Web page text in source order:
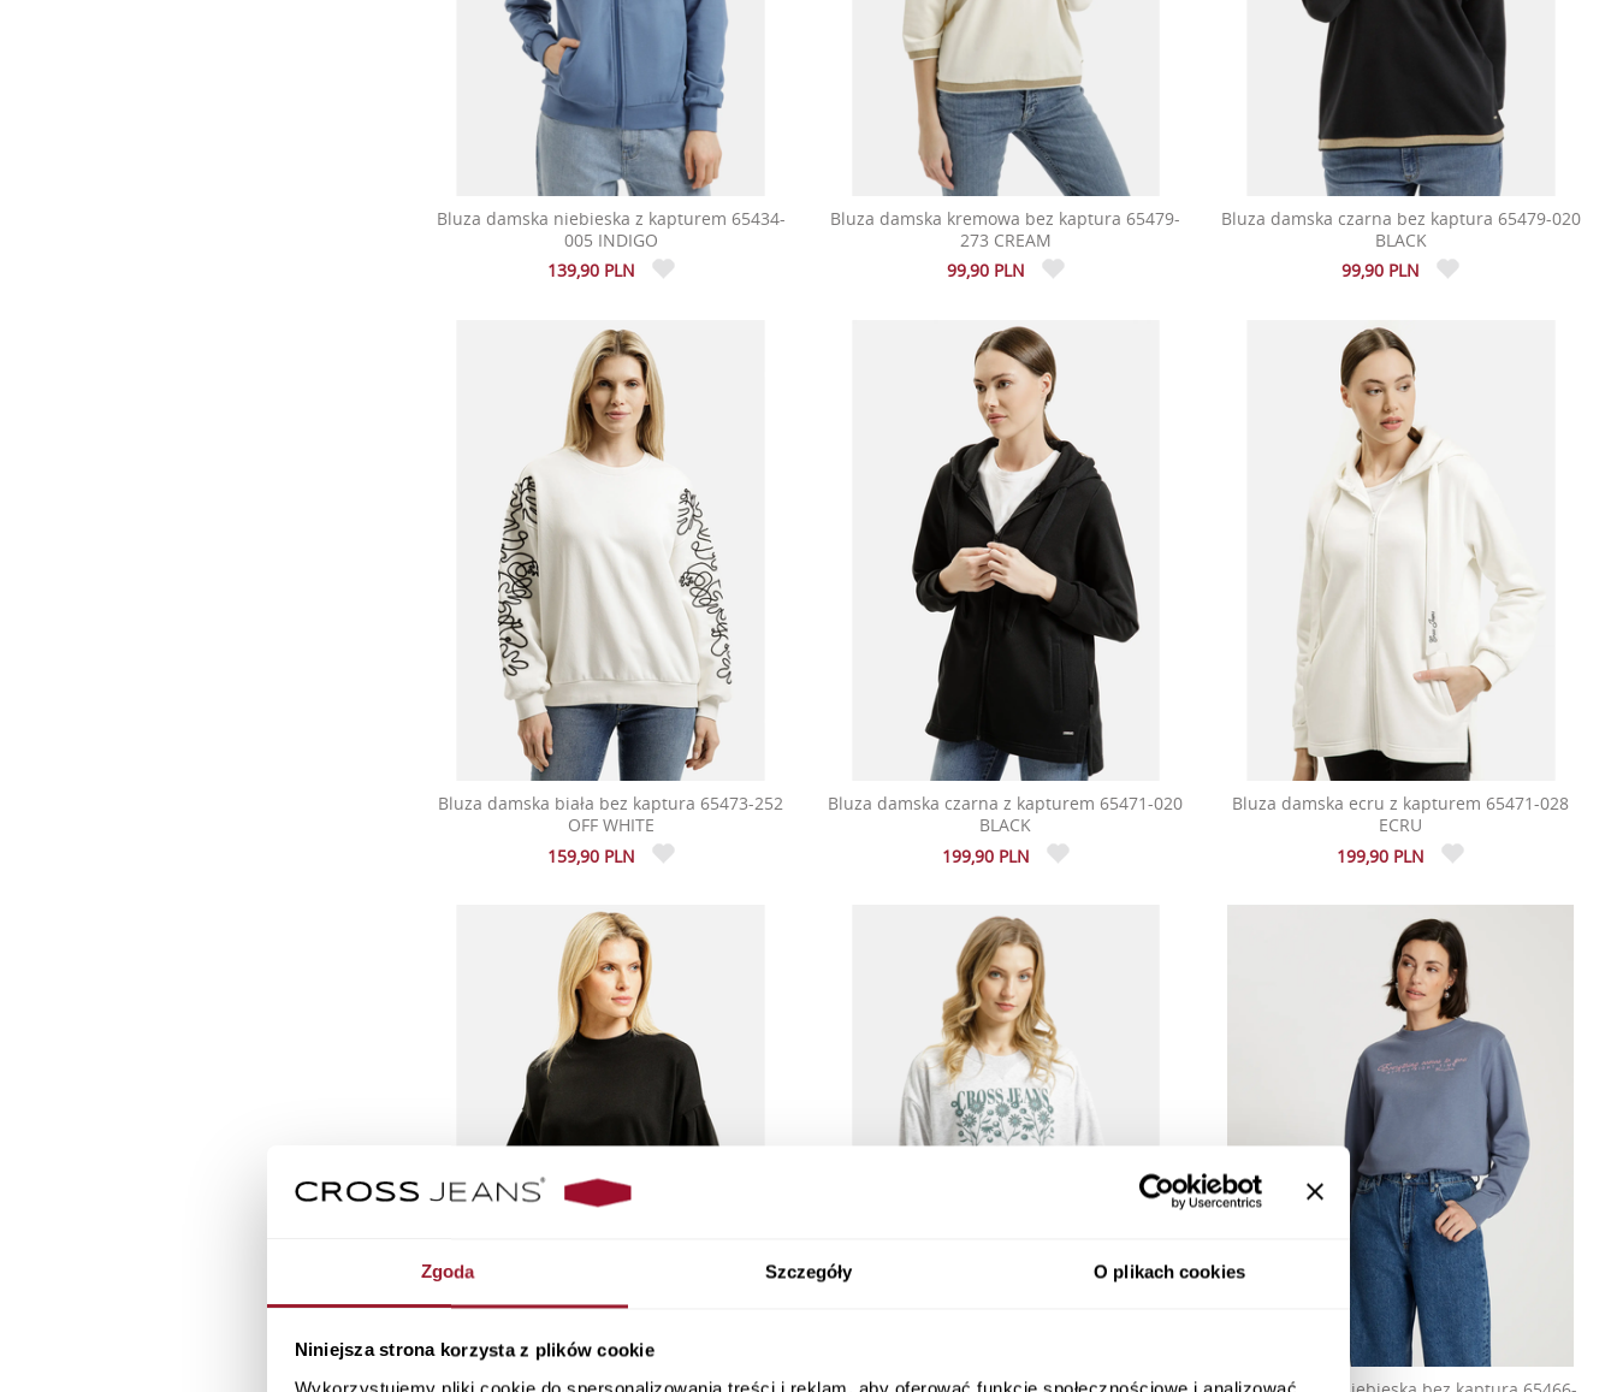
Zgoda Szczegóły O plikach cookies
Niniejsza strona korzysta z plików cookie
Bluza damska niebieska z kapturem 65434-
005 INDIGO
139,90 PLN
Bluza damska kremowa bez kaptura 65479-
273 CREAM
99,90 PLN
Bluza damska czarna bez kaptura 65479-020
BLACK
99,90 PLN
Bluza damska biała bez kaptura 65473-252
OFF WHITE
159,90 PLN
Bluza damska czarna z kapturem 65471-020
BLACK
199,90 PLN
Bluza damska ecru z kapturem 65471-028
ECRU
199,90 PLN